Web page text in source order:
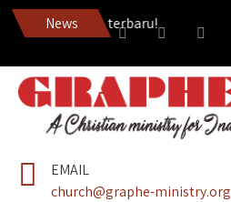
News
Roh edisi terbaru!
EMAIL
church@graphe-ministry.org